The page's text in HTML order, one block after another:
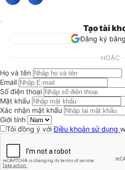
Tạo tài
Đăng ký
HOẶC
Họ và tên
Email
Số điện thoại
Mật khẩu
Xác nhận mật khẩu
Giới tính
Tôi đồng ý vớiĐiều khoản sử dụng